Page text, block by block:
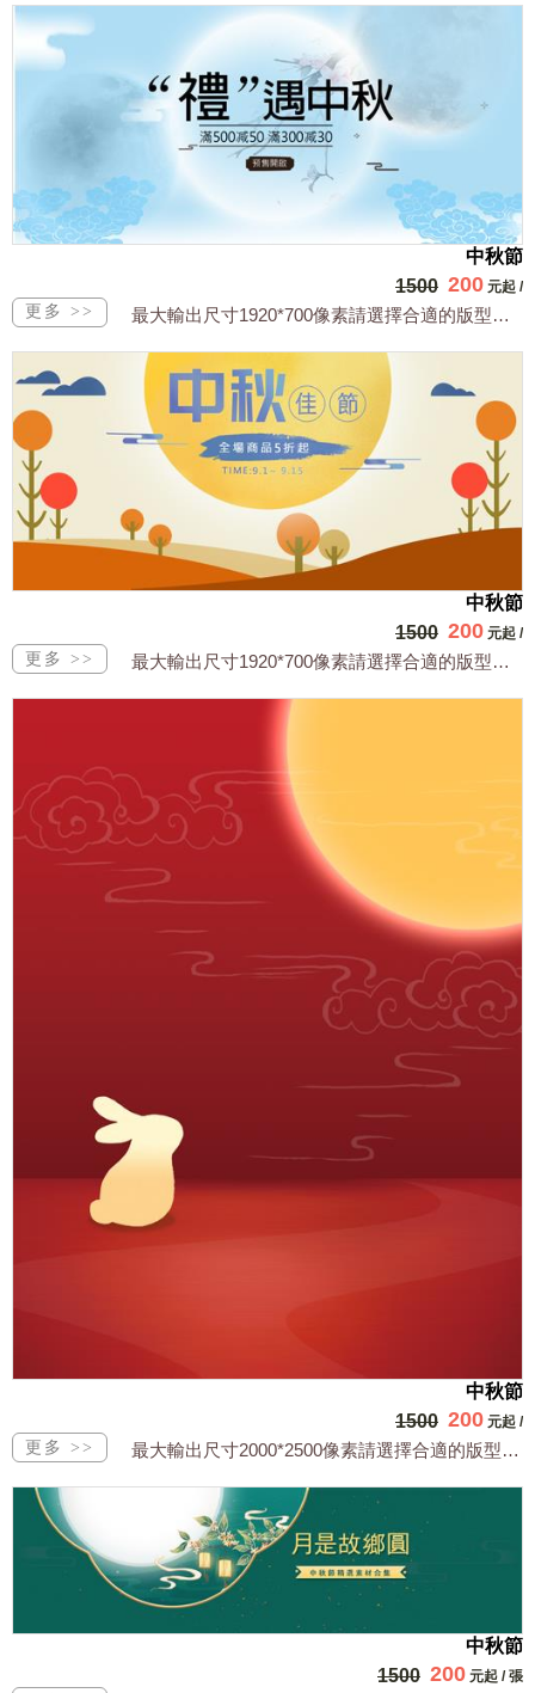
中秋節
1500 200 元起 /
最大輸出尺寸1920*700像素請選擇合適的版型，文字或相關商品圖須由買方提供文...
中秋節
1500 200 元起 /
最大輸出尺寸1920*700像素請選擇合適的版型，文字或相關商品圖須由買方提供文...
中秋節
1500 200 元起 /
最大輸出尺寸2000*2500像素請選擇合適的版型，文字或相關商品圖須由買方提供...
中秋節
1500 200 元起 /張